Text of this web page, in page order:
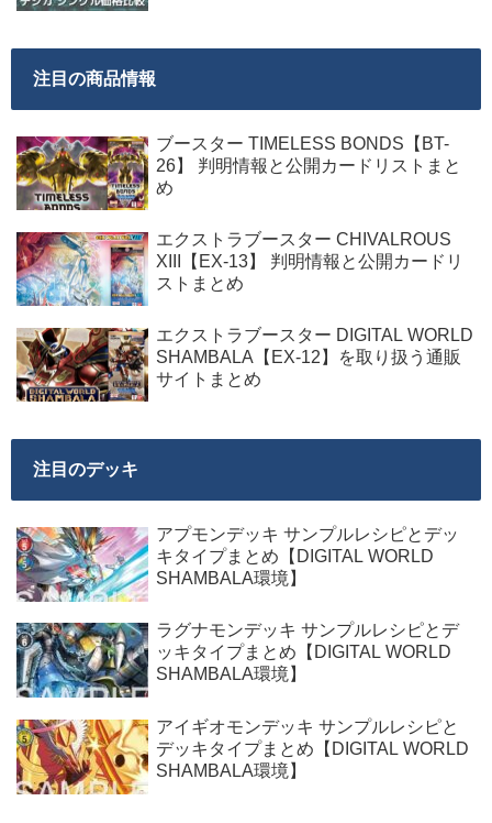
注目の商品情報
ブースター TIMELESS BONDS【BT-
26】 判明情報と公開カードリストまと
め
エクストラブースター CHIVALROUS
XIII【EX-13】 判明情報と公開カードリ
ストまとめ
エクストラブースター DIGITAL WORLD
SHAMBALA【EX-12】を取り扱う通販
サイトまとめ
注目のデッキ
アプモンデッキ サンプルレシピとデッ
キタイプまとめ【DIGITAL WORLD
SHAMBALA環境】
ラグナモンデッキ サンプルレシピとデ
ッキタイプまとめ【DIGITAL WORLD
SHAMBALA環境】
アイギオモンデッキ サンプルレシピと
デッキタイプまとめ【DIGITAL WORLD
SHAMBALA環境】